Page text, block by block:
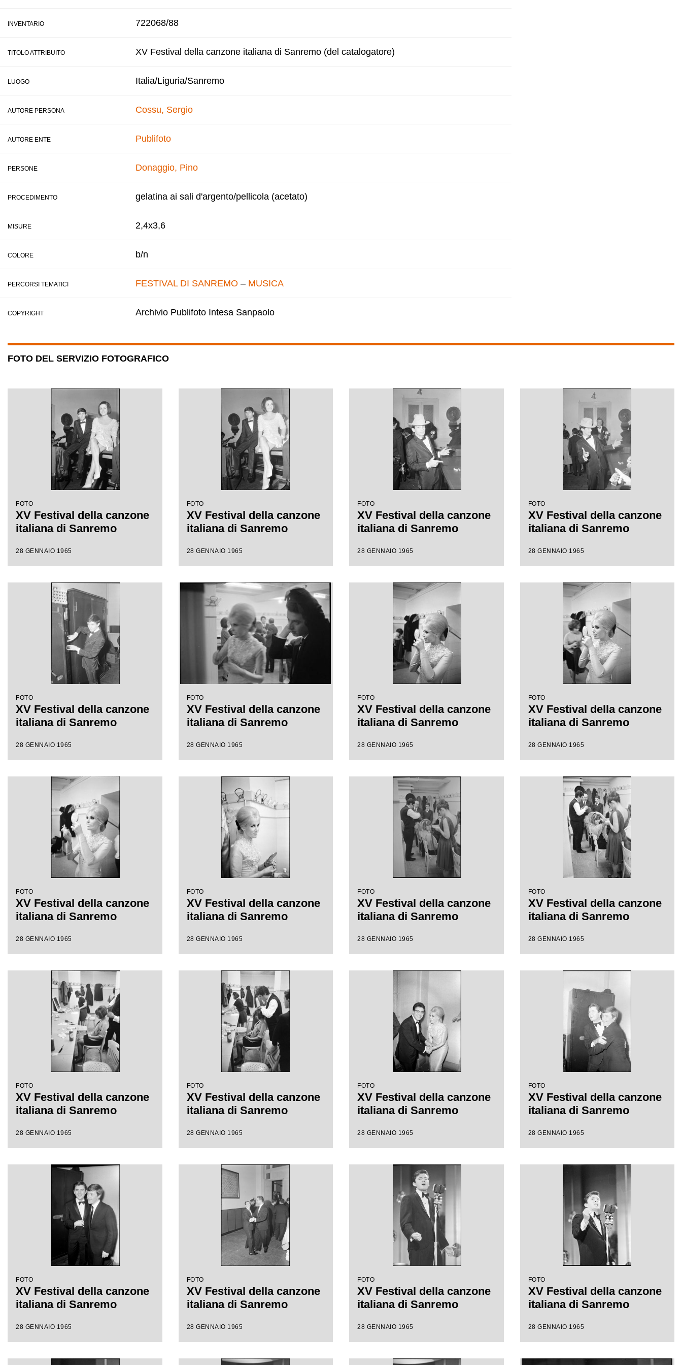
INVENTARIO 722068/88
TITOLO ATTRIBUITO XV Festival della canzone italiana di Sanremo (del catalogatore)
LUOGO Italia/Liguria/Sanremo
AUTORE PERSONA Cossu, Sergio
AUTORE ENTE Publifoto
PERSONE Donaggio, Pino
PROCEDIMENTO gelatina ai sali d'argento/pellicola (acetato)
MISURE 2,4x3,6
COLORE b/n
PERCORSI TEMATICI FESTIVAL DI SANREMO – MUSICA
COPYRIGHT Archivio Publifoto Intesa Sanpaolo
FOTO DEL SERVIZIO FOTOGRAFICO
FOTO
XV Festival della canzone
italiana di Sanremo
28 GENNAIO 1965
FOTO
XV Festival della canzone
italiana di Sanremo
28 GENNAIO 1965
FOTO
XV Festival della canzone
italiana di Sanremo
28 GENNAIO 1965
FOTO
XV Festival della canzone
italiana di Sanremo
28 GENNAIO 1965
FOTO
XV Festival della canzone
italiana di Sanremo
28 GENNAIO 1965
FOTO
XV Festival della canzone
italiana di Sanremo
28 GENNAIO 1965
FOTO
XV Festival della canzone
italiana di Sanremo
28 GENNAIO 1965
FOTO
XV Festival della canzone
italiana di Sanremo
28 GENNAIO 1965
FOTO
XV Festival della canzone
italiana di Sanremo
28 GENNAIO 1965
FOTO
XV Festival della canzone
italiana di Sanremo
28 GENNAIO 1965
FOTO
XV Festival della canzone
italiana di Sanremo
28 GENNAIO 1965
FOTO
XV Festival della canzone
italiana di Sanremo
28 GENNAIO 1965
FOTO
XV Festival della canzone
italiana di Sanremo
28 GENNAIO 1965
FOTO
XV Festival della canzone
italiana di Sanremo
28 GENNAIO 1965
FOTO
XV Festival della canzone
italiana di Sanremo
28 GENNAIO 1965
FOTO
XV Festival della canzone
italiana di Sanremo
28 GENNAIO 1965
FOTO
XV Festival della canzone
italiana di Sanremo
28 GENNAIO 1965
FOTO
XV Festival della canzone
italiana di Sanremo
28 GENNAIO 1965
FOTO
XV Festival della canzone
italiana di Sanremo
28 GENNAIO 1965
FOTO
XV Festival della canzone
italiana di Sanremo
28 GENNAIO 1965